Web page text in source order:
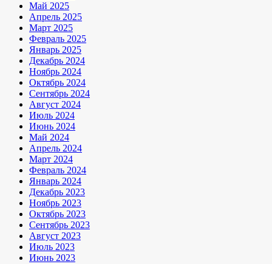
Май 2025
Апрель 2025
Март 2025
Февраль 2025
Январь 2025
Декабрь 2024
Ноябрь 2024
Октябрь 2024
Сентябрь 2024
Август 2024
Июль 2024
Июнь 2024
Май 2024
Апрель 2024
Март 2024
Февраль 2024
Январь 2024
Декабрь 2023
Ноябрь 2023
Октябрь 2023
Сентябрь 2023
Август 2023
Июль 2023
Июнь 2023